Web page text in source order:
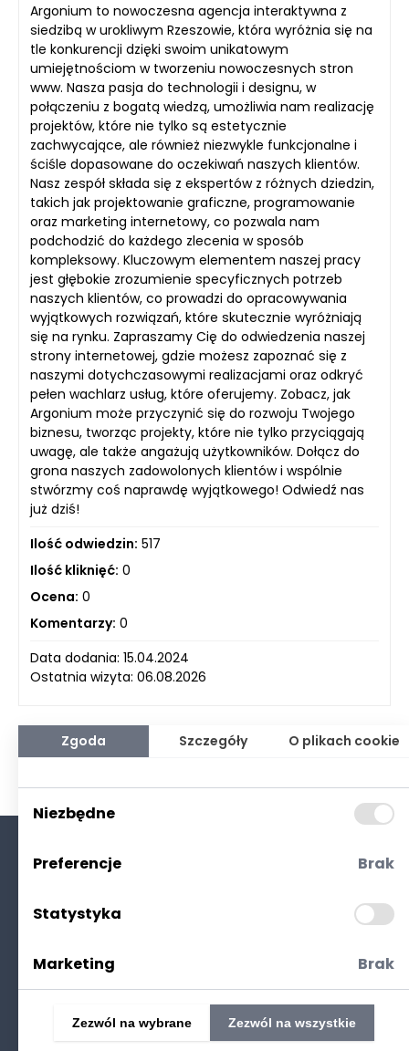
Argonium to nowoczesna agencja interaktywna z
siedzibą w urokliwym Rzeszowie, która wyróżnia się na
tle konkurencji dzięki swoim unikatowym
umiejętnościom w tworzeniu nowoczesnych stron
www. Nasza pasja do technologii i designu, w
połączeniu z bogatą wiedzą, umożliwia nam realizację
projektów, które nie tylko są estetycznie
zachwycające, ale również niezwykle funkcjonalne i
ściśle dopasowane do oczekiwań naszych klientów.
Nasz zespół składa się z ekspertów z różnych dziedzin,
takich jak projektowanie graficzne, programowanie
oraz marketing internetowy, co pozwala nam
podchodzić do każdego zlecenia w sposób
kompleksowy. Kluczowym elementem naszej pracy
jest głębokie zrozumienie specyficznych potrzeb
naszych klientów, co prowadzi do opracowywania
wyjątkowych rozwiązań, które skutecznie wyróżniają
się na rynku. Zapraszamy Cię do odwiedzenia naszej
strony internetowej, gdzie możesz zapoznać się z
naszymi dotychczasowymi realizacjami oraz odkryć
pełen wachlarz usług, które oferujemy. Zobacz, jak
Argonium może przyczynić się do rozwoju Twojego
biznesu, tworząc projekty, które nie tylko przyciągają
uwagę, ale także angażują użytkowników. Dołącz do
grona naszych zadowolonych klientów i wspólnie
stwórzmy coś naprawdę wyjątkowego! Odwiedź nas
już dziś!
Ilość odwiedzin: 517
Ilość kliknięć: 0
Ocena: 0
Komentarzy: 0
Data dodania: 15.04.2024
Ostatnia wizyta: 06.08.2026
Polityka prywatności
Zgoda Szczegóły O plikach cookie
Niezbędne
Preferencje Brak
Statystyka
Marketing Brak
Zezwól na wybrane Zezwól na wszystkie